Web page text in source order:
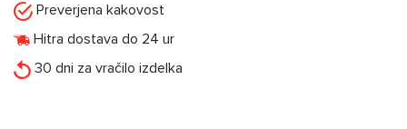
Preverjena kakovost
Hitra dostava do 24 ur
30 dni za vračilo izdelka